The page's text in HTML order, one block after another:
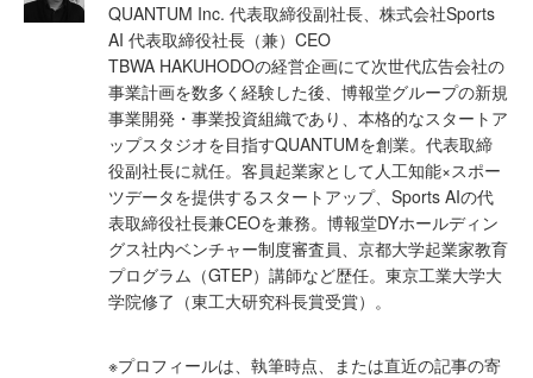
QUANTUM Inc. 代表取締役副社長、株式会社Sports
AI 代表取締役社長（兼）CEO
TBWA HAKUHODOの経営企画にて次世代広告会社の
事業計画を数多く経験した後、博報堂グループの新規
事業開発・事業投資組織であり、本格的なスタートア
ップスタジオを目指すQUANTUMを創業。代表取締
役副社長に就任。客員起業家として人工知能×スポー
ツデータを提供するスタートアップ、Sports AIの代
表取締役社長兼CEOを兼務。博報堂DYホールディン
グス社内ベンチャー制度審査員、京都大学起業家教育
プログラム（GTEP）講師など歴任。東京工業大学大
学院修了（東工大研究科長賞受賞）。
※プロフィールは、執筆時点、または直近の記事の寄